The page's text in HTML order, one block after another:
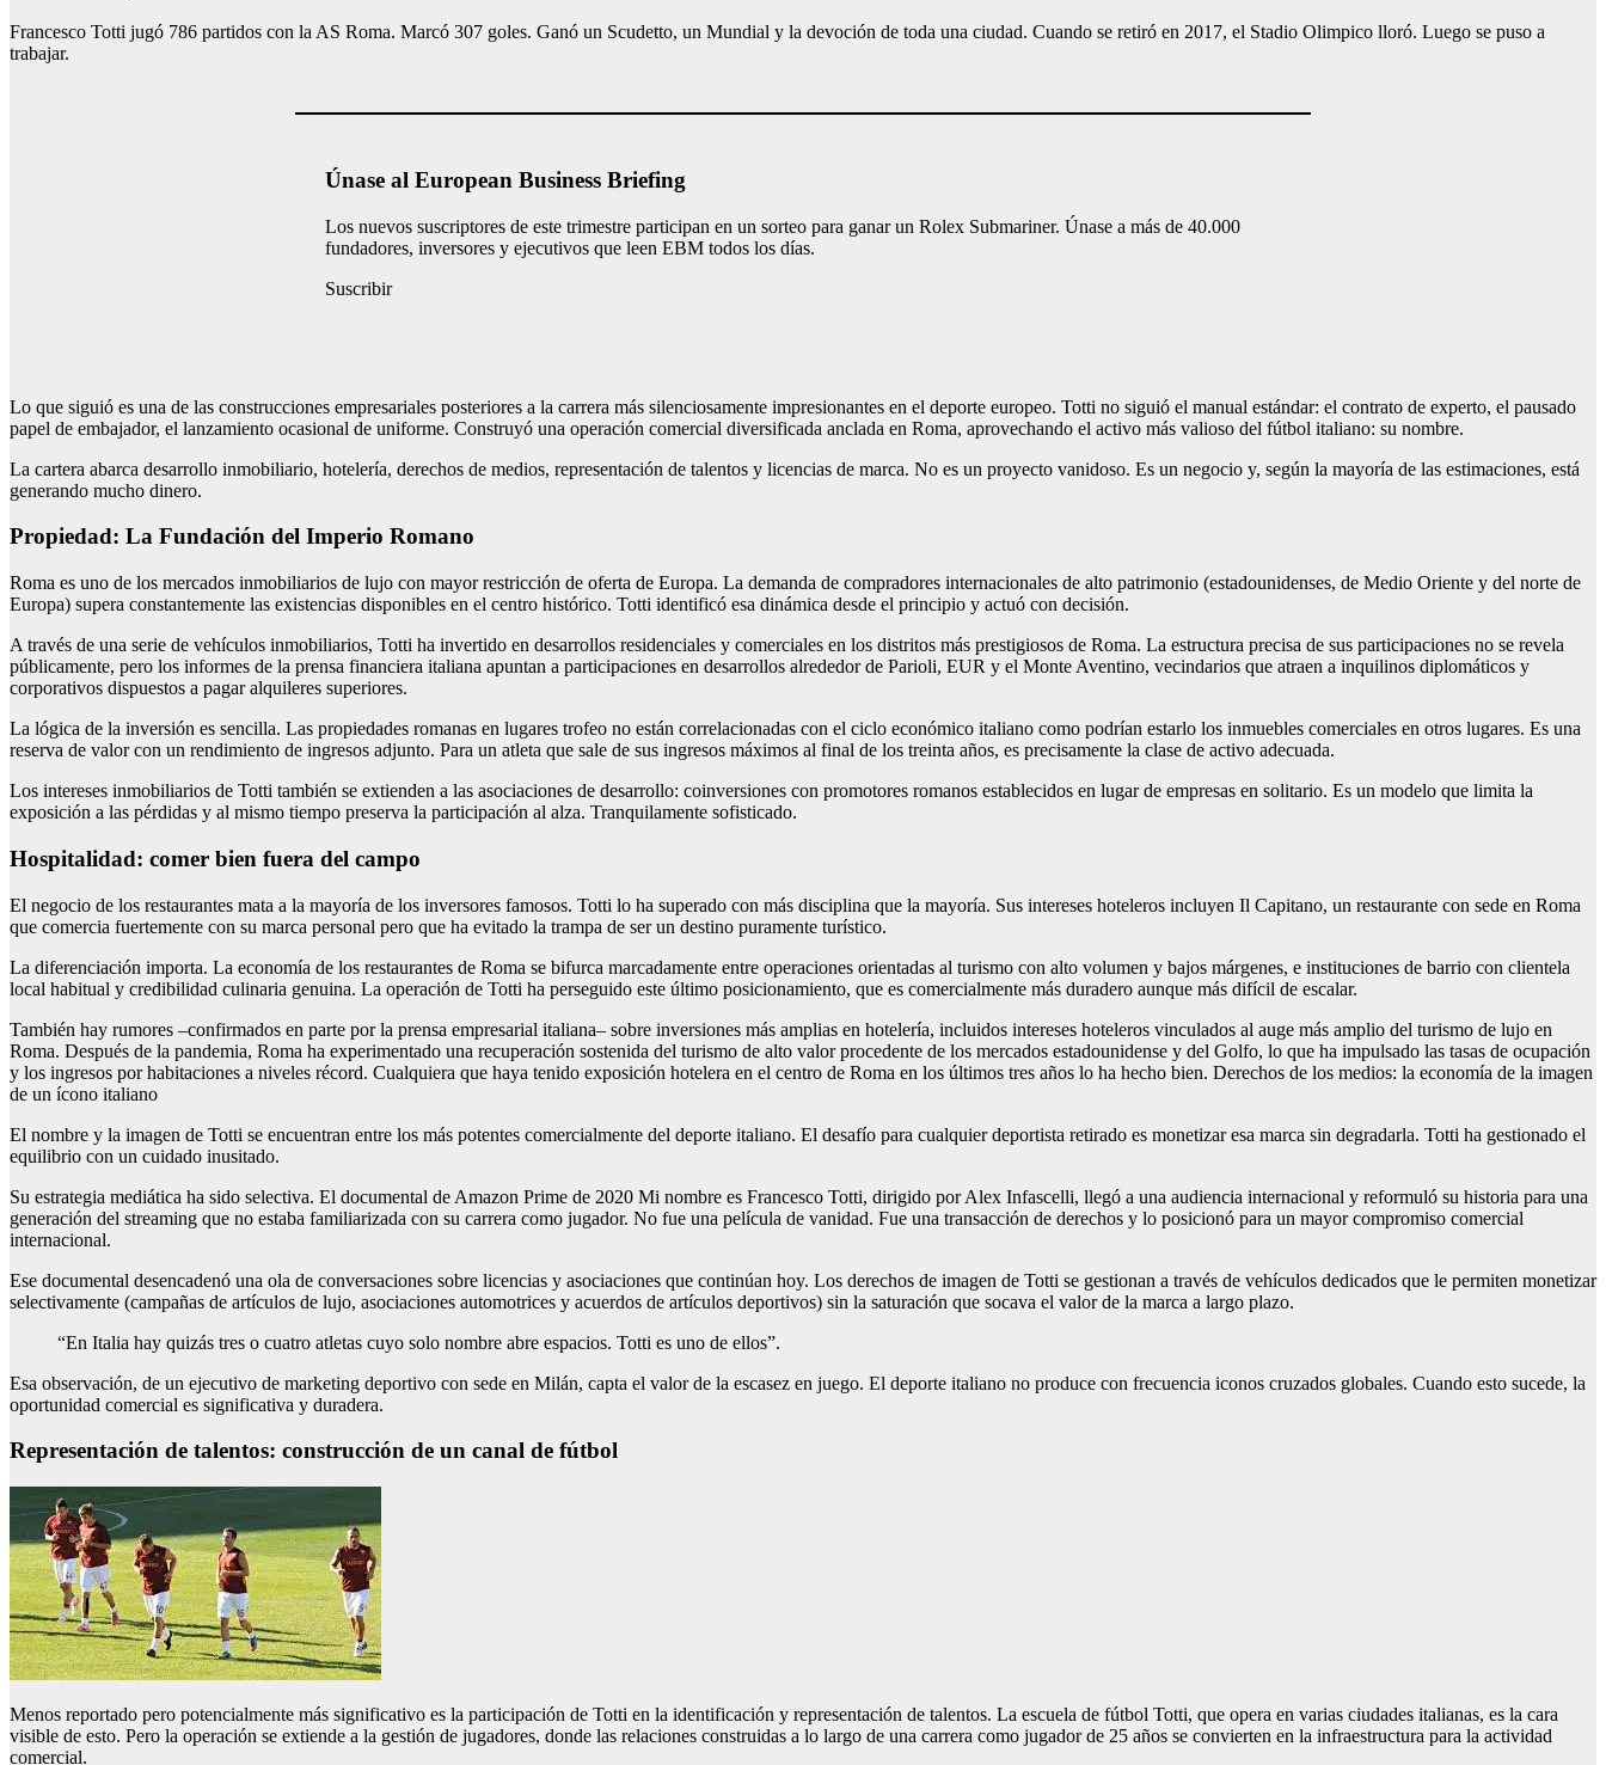
Francesco Totti jugó 786 partidos con la AS Roma. Marcó 307 goles. Ganó un Scudetto, un Mundial y la devoción de toda una ciudad. Cuando se retiró en 2017, el Stadio Olimpico lloró. Luego se puso a
trabajar.
Únase al European Business Briefing
Los nuevos suscriptores de este trimestre participan en un sorteo para ganar un Rolex Submariner. Únase a más de 40.000
fundadores, inversores y ejecutivos que leen EBM todos los días.
Suscribir
Lo que siguió es una de las construcciones empresariales posteriores a la carrera más silenciosamente impresionantes en el deporte europeo. Totti no siguió el manual estándar: el contrato de experto, el pausado
papel de embajador, el lanzamiento ocasional de uniforme. Construyó una operación comercial diversificada anclada en Roma, aprovechando el activo más valioso del fútbol italiano: su nombre.
La cartera abarca desarrollo inmobiliario, hotelería, derechos de medios, representación de talentos y licencias de marca. No es un proyecto vanidoso. Es un negocio y, según la mayoría de las estimaciones, está
generando mucho dinero.
Propiedad: La Fundación del Imperio Romano
Roma es uno de los mercados inmobiliarios de lujo con mayor restricción de oferta de Europa. La demanda de compradores internacionales de alto patrimonio (estadounidenses, de Medio Oriente y del norte de
Europa) supera constantemente las existencias disponibles en el centro histórico. Totti identificó esa dinámica desde el principio y actuó con decisión.
A través de una serie de vehículos inmobiliarios, Totti ha invertido en desarrollos residenciales y comerciales en los distritos más prestigiosos de Roma. La estructura precisa de sus participaciones no se revela
públicamente, pero los informes de la prensa financiera italiana apuntan a participaciones en desarrollos alrededor de Parioli, EUR y el Monte Aventino, vecindarios que atraen a inquilinos diplomáticos y
corporativos dispuestos a pagar alquileres superiores.
La lógica de la inversión es sencilla. Las propiedades romanas en lugares trofeo no están correlacionadas con el ciclo económico italiano como podrían estarlo los inmuebles comerciales en otros lugares. Es una
reserva de valor con un rendimiento de ingresos adjunto. Para un atleta que sale de sus ingresos máximos al final de los treinta años, es precisamente la clase de activo adecuada.
Los intereses inmobiliarios de Totti también se extienden a las asociaciones de desarrollo: coinversiones con promotores romanos establecidos en lugar de empresas en solitario. Es un modelo que limita la
exposición a las pérdidas y al mismo tiempo preserva la participación al alza. Tranquilamente sofisticado.
Hospitalidad: comer bien fuera del campo
El negocio de los restaurantes mata a la mayoría de los inversores famosos. Totti lo ha superado con más disciplina que la mayoría. Sus intereses hoteleros incluyen Il Capitano, un restaurante con sede en Roma
que comercia fuertemente con su marca personal pero que ha evitado la trampa de ser un destino puramente turístico.
La diferenciación importa. La economía de los restaurantes de Roma se bifurca marcadamente entre operaciones orientadas al turismo con alto volumen y bajos márgenes, e instituciones de barrio con clientela
local habitual y credibilidad culinaria genuina. La operación de Totti ha perseguido este último posicionamiento, que es comercialmente más duradero aunque más difícil de escalar.
También hay rumores –confirmados en parte por la prensa empresarial italiana– sobre inversiones más amplias en hotelería, incluidos intereses hoteleros vinculados al auge más amplio del turismo de lujo en
Roma. Después de la pandemia, Roma ha experimentado una recuperación sostenida del turismo de alto valor procedente de los mercados estadounidense y del Golfo, lo que ha impulsado las tasas de ocupación
y los ingresos por habitaciones a niveles récord. Cualquiera que haya tenido exposición hotelera en el centro de Roma en los últimos tres años lo ha hecho bien. Derechos de los medios: la economía de la imagen
de un ícono italiano
El nombre y la imagen de Totti se encuentran entre los más potentes comercialmente del deporte italiano. El desafío para cualquier deportista retirado es monetizar esa marca sin degradarla. Totti ha gestionado el
equilibrio con un cuidado inusitado.
Su estrategia mediática ha sido selectiva. El documental de Amazon Prime de 2020 Mi nombre es Francesco Totti, dirigido por Alex Infascelli, llegó a una audiencia internacional y reformuló su historia para una
generación del streaming que no estaba familiarizada con su carrera como jugador. No fue una película de vanidad. Fue una transacción de derechos y lo posicionó para un mayor compromiso comercial
internacional.
Ese documental desencadenó una ola de conversaciones sobre licencias y asociaciones que continúan hoy. Los derechos de imagen de Totti se gestionan a través de vehículos dedicados que le permiten monetizar
selectivamente (campañas de artículos de lujo, asociaciones automotrices y acuerdos de artículos deportivos) sin la saturación que socava el valor de la marca a largo plazo.
“En Italia hay quizás tres o cuatro atletas cuyo solo nombre abre espacios. Totti es uno de ellos”.
Esa observación, de un ejecutivo de marketing deportivo con sede en Milán, capta el valor de la escasez en juego. El deporte italiano no produce con frecuencia iconos cruzados globales. Cuando esto sucede, la
oportunidad comercial es significativa y duradera.
Representación de talentos: construcción de un canal de fútbol
Menos reportado pero potencialmente más significativo es la participación de Totti en la identificación y representación de talentos. La escuela de fútbol Totti, que opera en varias ciudades italianas, es la cara
visible de esto. Pero la operación se extiende a la gestión de jugadores, donde las relaciones construidas a lo largo de una carrera como jugador de 25 años se convierten en la infraestructura para la actividad
comercial.